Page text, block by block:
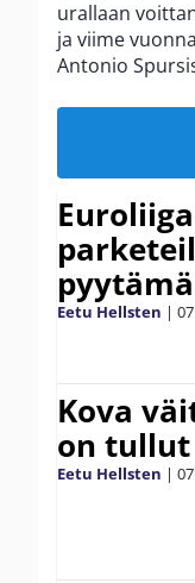
urallaan
ja viime
Antonio
Eetu Hellsten |
Kova
on
Eetu Hellsten |